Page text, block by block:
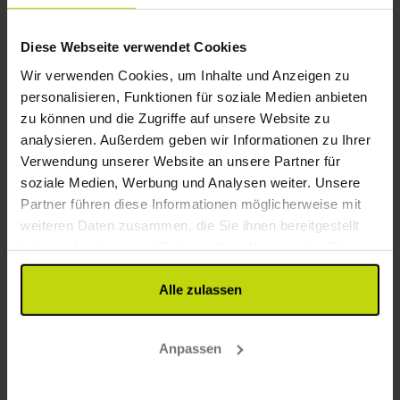
Diese Webseite verwendet Cookies
Wir verwenden Cookies, um Inhalte und Anzeigen zu
personalisieren, Funktionen für soziale Medien anbieten
zu können und die Zugriffe auf unsere Website zu
analysieren. Außerdem geben wir Informationen zu Ihrer
Verwendung unserer Website an unsere Partner für
soziale Medien, Werbung und Analysen weiter. Unsere
Partner führen diese Informationen möglicherweise mit
weiteren Daten zusammen, die Sie ihnen bereitgestellt
gesammelt haben.
Alle zulassen
Anpassen
Parken kostenlos
Internet kostenlos
Kinderfreundlich
Restaurant
Restaurant
Bar
Zimmer
Hund: 10 EUR pro Tag
Gästebewertungen